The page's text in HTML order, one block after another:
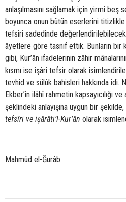
anlaşılmasını sağlamak için yirmi beş
boyunca onun bütün eserlerini titizlikle
tefsiri sadedinde
âyetlere göre tasnif ettik. Bunların bir
gibi, Kur’ân ifadelerinin zâhir
kısmı ise işârî tefsir olarak
tevhid ve sülûk bahisleri hakkında idi.
Ekber’in ilâhî rahmetin kapsayıcılığı
şeklindeki anlayışına uygun bir şekilde,
tefsîri ve işârâti’l-Kur’ân olarak
Mahmûd el-Ğurâb